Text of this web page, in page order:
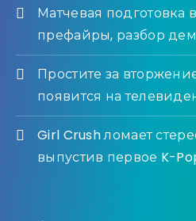
Матчевая подготовка
префайры, разбор
Простите за
появится на
Girl Crush ломает
выпустив первое K-